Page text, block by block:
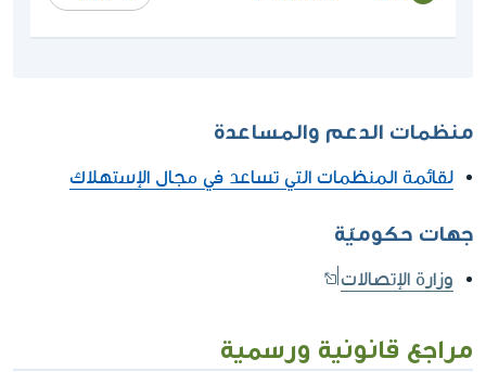
منظمات الدعم والمساعدة
لقائمة المنظمات التي تساعد في مجال الإستهلاك
جهات حكوميّة
وزارة الإتصالات
مراجع قانونية ورسمية